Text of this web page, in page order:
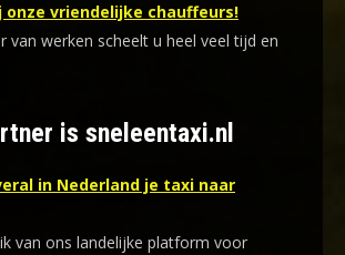
onze vriendelijke chauffeurs!
van werken scheelt u heel veel tijd en
is sneleentaxi.nl
in Nederland je taxi naar
van ons landelijke platform voor